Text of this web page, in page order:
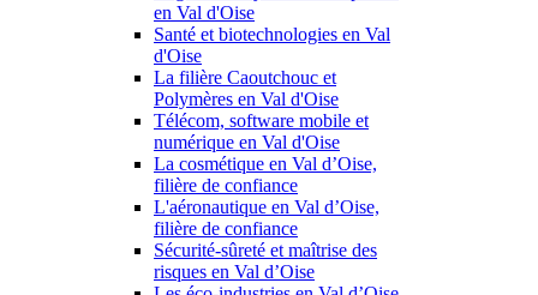
en Val d'Oise
Santé et biotechnologies en Val
d'Oise
La filière Caoutchouc et
Polymères en Val d'Oise
Télécom, software mobile et
numérique en Val d'Oise
La cosmétique en Val d’Oise,
filière de confiance
L'aéronautique en Val d’Oise,
filière de confiance
Sécurité-sûreté et maîtrise des
risques en Val d’Oise